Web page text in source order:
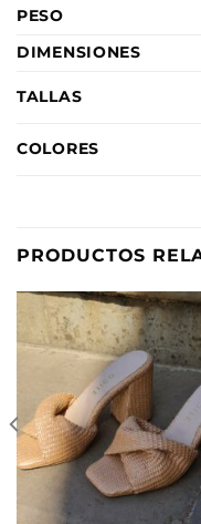
PESO
DIMENSIONES
TALLAS
COLORES
PRODUCTOS